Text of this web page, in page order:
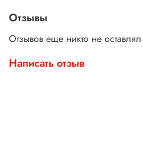
Отзывы
Отзывов еще никто не оставлял
Написать отзыв